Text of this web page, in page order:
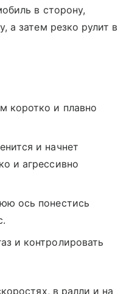
в сторону,
а затем резко рулит в
коротко и плавно
и начнет
и агрессивно
ось понестись
и контролировать
в ралли и на